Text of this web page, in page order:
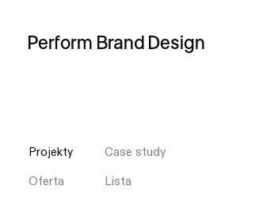
Perform Brand Design
Projekty
Oferta
Case study
Lista